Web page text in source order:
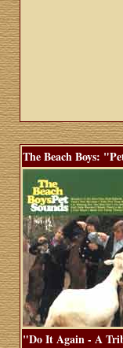
The Beach Boys:
"Do It Again - A